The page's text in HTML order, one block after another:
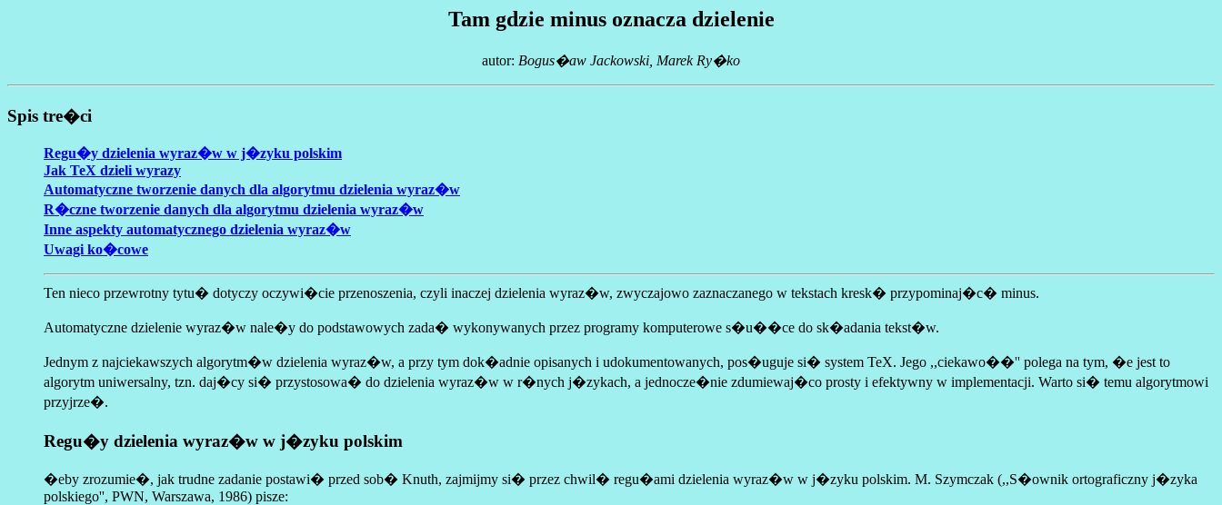
Tam gdzie minus oznacza dzielenie
autor: Bogus�aw Jackowski, Marek Ry�ko
Spis tre�ci
Regu�y dzielenia wyraz�w w j�zyku polskim
Jak TeX dzieli wyrazy
Automatyczne tworzenie danych dla algorytmu dzielenia wyraz�w
R�czne tworzenie danych dla algorytmu dzielenia wyraz�w
Inne aspekty automatycznego dzielenia wyraz�w
Uwagi ko�cowe
Ten nieco przewrotny tytu� dotyczy oczywi�cie przenoszenia, czyli inaczej dzielenia wyraz�w, zwyczajowo zaznaczanego w tekstach kresk� przypominaj�c� minus.
Automatyczne dzielenie wyraz�w nale�y do podstawowych zada� wykonywanych przez programy komputerowe s�u��ce do sk�adania tekst�w.
Jednym z najciekawszych algorytm�w dzielenia wyraz�w, a przy tym dok�adnie opisanych i udokumentowanych, pos�uguje si� system TeX. Jego ,,ciekawo��'' polega na tym, �e jest to
algorytm uniwersalny, tzn. daj�cy si� przystosowa� do dzielenia wyraz�w w r�nych j�zykach, a jednocze�nie zdumiewaj�co prosty i efektywny w implementacji. Warto si� temu algorytmowi
przyjrze�.
Regu�y dzielenia wyraz�w w j�zyku polskim
�eby zrozumie�, jak trudne zadanie postawi� przed sob� Knuth, zajmijmy si� przez chwil� regu�ami dzielenia wyraz�w w j�zyku polskim. M. Szymczak (,,S�ownik ortograficzny j�zyka
polskiego'', PWN, Warszawa, 1986) pisze: